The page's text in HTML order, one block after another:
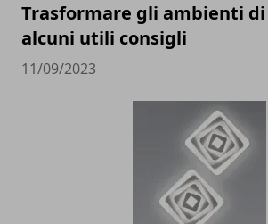
Trasformare gli ambienti di
alcuni utili consigli
11/09/2023